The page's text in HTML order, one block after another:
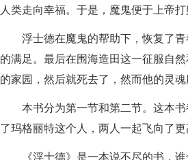
人类走向幸福。于是，魔鬼便于上帝
浮士德在魔鬼的帮助下，恢复了
的满足。最后在围海造田这一征服自
的家园，然后就死去了，然而他的灵
本书分为第一节和第二节。这本
了玛格丽特这个人，两人一起飞向了更
《浮士德》是一本说不尽的书，